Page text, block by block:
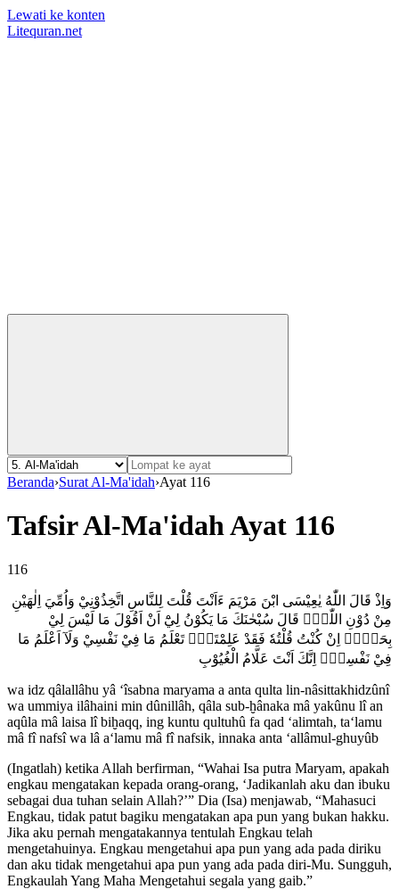
Lewati ke konten
Litequran.net
Beranda›Surat Al-Ma'idah›Ayat 116
Tafsir Al-Ma'idah Ayat 116
116
وَاِذْ قَالَ اللّٰهُ يٰعِيْسَى ابْنَ مَرْيَمَ ءَاَنْتَ قُلْتَ لِلنَّاسِ اتَّخِذُوْنِيْ وَاُمِّيَ اِلٰهَيْنِ
مِنْ دُوْنِ اللّٰهِۗ قَالَ سُبْحٰنَكَ مَا يَكُوْنُ لِيْٓ اَنْ اَقُوْلَ مَا لَيْسَ لِيْ
بِحَقٍّۗ اِنْ كُنْتُ قُلْتُهٗ فَقَدْ عَلِمْتَهٗۗ تَعْلَمُ مَا فِيْ نَفْسِيْ وَلَآ اَعْلَمُ مَا
فِيْ نَفْسِكَۗ اِنَّكَ اَنْتَ عَلَّامُ الْغُيُوْبِ
wa idz qâlallâhu yâ ‘îsabna maryama a anta qulta lin-nâsittakhidzûnî
wa ummiya ilâhaini min dûnillâh, qâla sub-ḫânaka mâ yakûnu lî an
aqûla mâ laisa lî biḫaqq, ing kuntu qultuhû fa qad ‘alimtah, ta‘lamu
mâ fî nafsî wa lâ a‘lamu mâ fî nafsik, innaka anta ‘allâmul-ghuyûb
(Ingatlah) ketika Allah berfirman, “Wahai Isa putra Maryam, apakah
engkau mengatakan kepada orang-orang, ‘Jadikanlah aku dan ibuku
sebagai dua tuhan selain Allah?’” Dia (Isa) menjawab, “Mahasuci
Engkau, tidak patut bagiku mengatakan apa pun yang bukan hakku.
Jika aku pernah mengatakannya tentulah Engkau telah
mengetahuinya. Engkau mengetahui apa pun yang ada pada diriku
dan aku tidak mengetahui apa pun yang ada pada diri-Mu. Sungguh,
Engkaulah Yang Maha Mengetahui segala yang gaib.”